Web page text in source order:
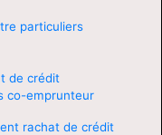
particuliers
de crédit
co-emprunteur
rachat de crédit